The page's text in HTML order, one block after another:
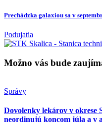
Prechádzka galaxiou sa v
Podujatia
Možno vás bude
Správy
Dovolenky lekárov v okrese
neordinujú koncom júla a v